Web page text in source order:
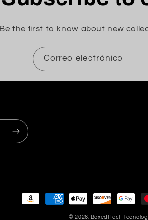
Be the first to know about new
Correo electrónico
Formas
© 2026, BoxedHeat